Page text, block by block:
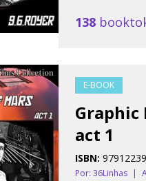
138
E-BOOK
Graphic
act 1
ISBN:
Por: 36Linhas |